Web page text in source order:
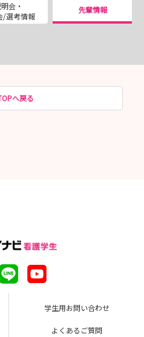
会・
/選考情報
先輩情報
へ戻る
学生用お問い合わせ
よくあるご質問